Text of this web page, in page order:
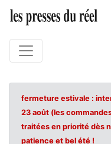
fermeture estivale :
23 août (les
traitées en priorité dès
patience et bel été !